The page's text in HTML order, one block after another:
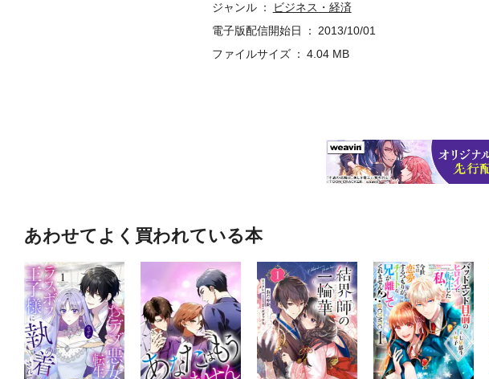
ジャンル
ビジネス・経済
電子版配信開始日
2013/10/01
ファイルサイズ
4.04 MB
あわせてよく買われている本